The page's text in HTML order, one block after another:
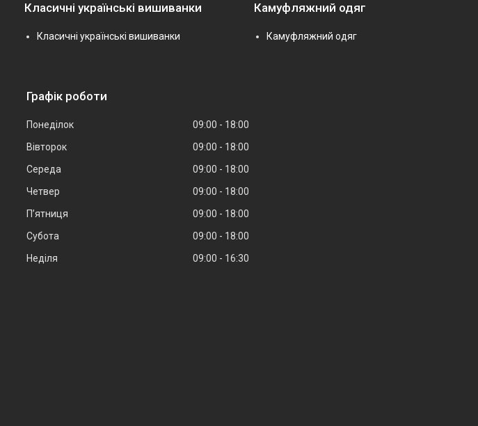
Класичні українські вишиванки
Класичні українські вишиванки
Камуфляжний одяг
Камуфляжний одяг
Графік роботи
Понеділок 09:00
18:00
Вівторок
09:00
18:00
Середа
09:00
18:00
Четвер
09:00
18:00
Пʼятниця
09:00
18:00
Субота
09:00
18:00
Неділя
09:00 16:30